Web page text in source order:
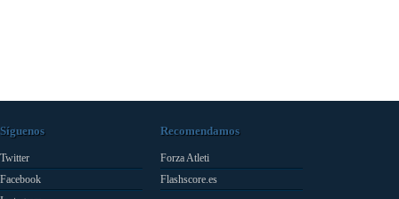
Síguenos
Twitter
Facebook
Recomendamos
Forza Atleti
Flashscore.es